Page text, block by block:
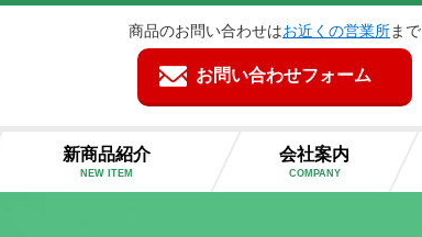
商品のお問い合わせはお近くの営業所まで
お問い合わせフォーム
新商品紹介
NEW ITEM
会社案内
COMPANY